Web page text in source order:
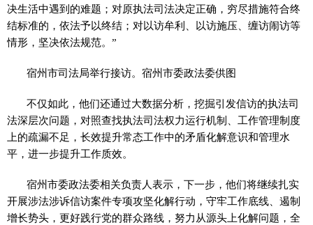
决生活中遇到的难题；对原执法司法决定正确，穷尽措施符合终
结标准的，依法予以终结；对以访牟利、以访施压、缠访闹访等
情形，坚决依法规范。”
宿州市司法局举行接访。宿州市委政法委供图
不仅如此，他们还通过大数据分析，挖掘引发信访的执法司
法深层次问题，对照查找执法司法权力运行机制、工作管理制度
上的疏漏不足，长效提升常态工作中的矛盾化解意识和管理水
平，进一步提升工作质效。
宿州市委政法委相关负责人表示，下一步，他们将继续扎实
开展涉法涉诉信访案件专项攻坚化解行动，守牢工作底线、遏制
增长势头，更好践行党的群众路线，努力从源头上化解问题，全